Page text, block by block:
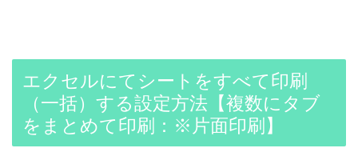
エクセルにてシートをすべて印刷
（一括）する設定方法【複数にタブ
をまとめて印刷：※片面印刷】